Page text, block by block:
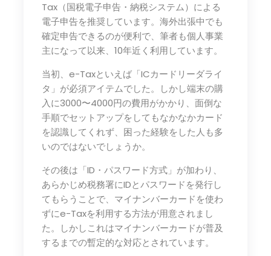
Tax（国税電子申告・納税システム）による
電子申告を推奨しています。海外出張中でも
確定申告できるのが便利で、筆者も個人事業
主になって以来、10年近く利用しています。
当初、e-Taxといえば「ICカードリーダライ
タ」が必須アイテムでした。しかし端末の購
入に3000〜4000円の費用がかかり、面倒な
手順でセットアップをしてもなかなかカード
を認識してくれず、困った経験をした人も多
いのではないでしょうか。
その後は「ID・パスワード方式」が加わり、
あらかじめ税務署にIDとパスワードを発行し
てもらうことで、マイナンバーカードを使わ
ずにe-Taxを利用する方法が用意されまし
た。しかしこれはマイナンバーカードが普及
するまでの暫定的な対応とされています。